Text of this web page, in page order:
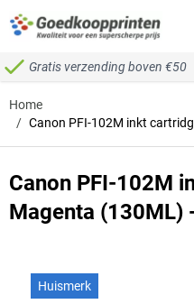
Ga naar de inhoud
Gratis verzending boven €50
Home
/ Canon PFI-102M inkt
Canon PFI-102M
Magenta (130ML)
Huismerk